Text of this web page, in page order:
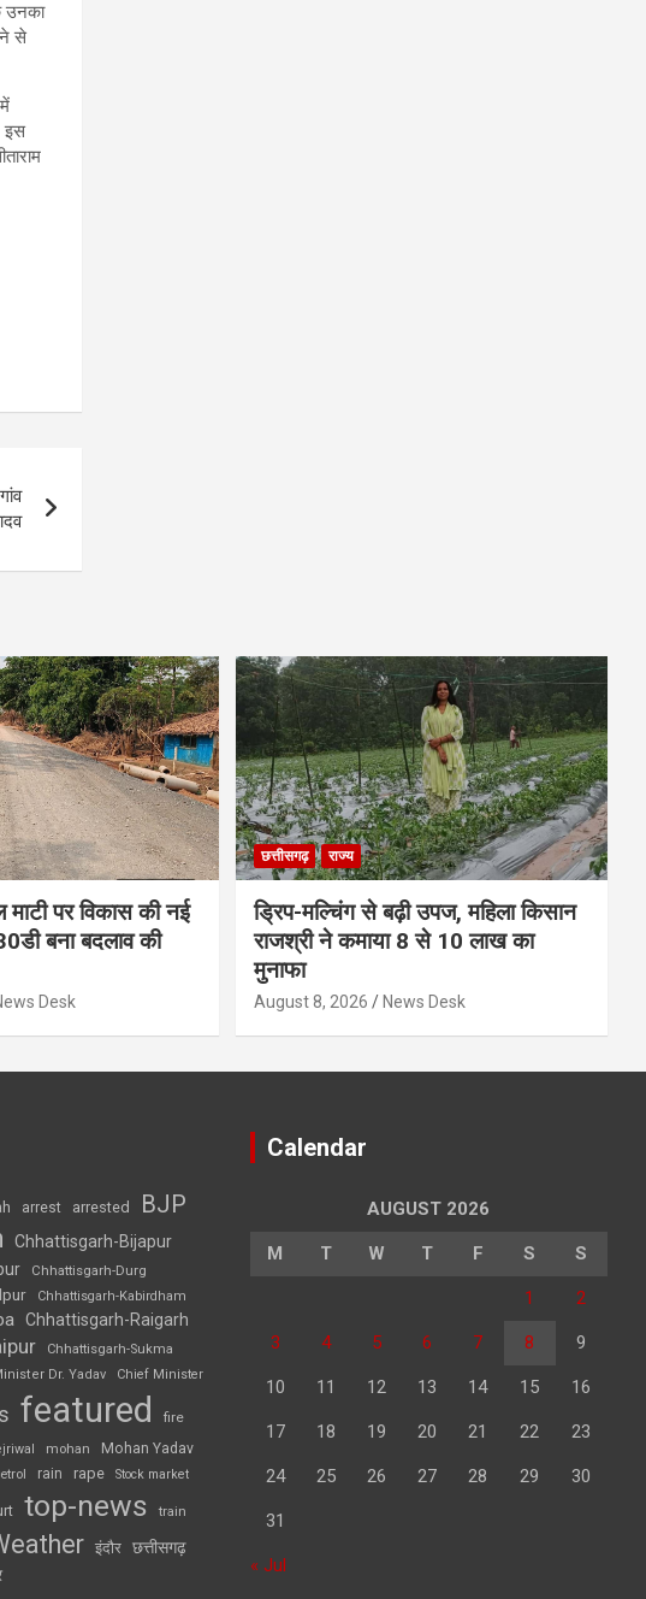
उनका
से
इस
पर विकास की नई
बना बदलाव की
Desk
छत्तीसगढ़ राज्य
ड्रिप-मल्चिंग से बढ़ी उपज, महिला किसान
राजश्री ने कमाया 8 से 10 लाख का
मुनाफा
August 8, 2026 News Desk
arrest arrested BJP
Chhattisgarh-Bijapur
Chhattisgarh-Durg
Chhattisgarh-Kabirdham
Chhattisgarh-Raigarh
Chhattisgarh-Sukma
Dr. Yadav Chief Minister
featured
fire
mohan Mohan Yadav
rain rape Stock market
top-news train
इंदौर छत्तीसगढ़
Calendar
AUGUST 2026
M T W T F S S
1 2
3 4 5 6 7 8 9
10 11 12 13 14 15 16
17 18 19 20 21 22 23
24 25 26 27 28 29 30
31
« Jul